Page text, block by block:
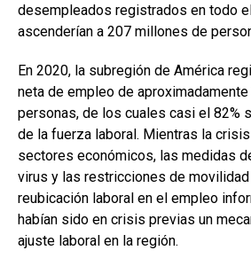
desempleados registrados en todo
ascenderían a 207 millones de
En 2020, la subregión de América
neta de empleo de
personas, de los cuales casi el 82%
de la fuerza laboral. Mientras la
sectores económicos, las medidas
virus y las restricciones de
reubicación laboral en el empleo
habían sido en crisis previas un
ajuste laboral en la región.